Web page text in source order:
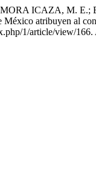
ICAZA, M. E.;
México atribuyen al
1/article/view/166.